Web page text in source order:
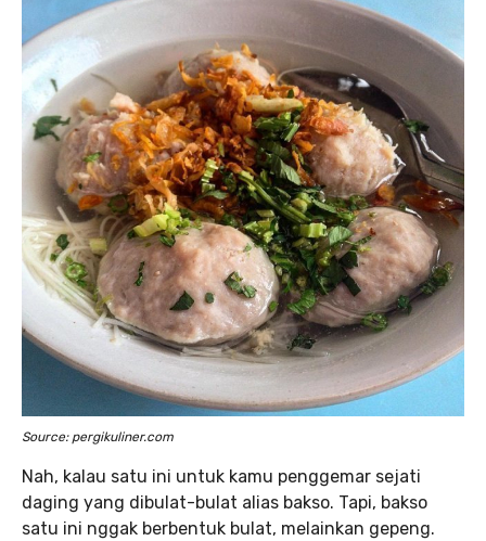
Source: pergikuliner.com
Nah, kalau satu ini untuk kamu penggemar sejati
daging yang dibulat-bulat alias bakso. Tapi, bakso
satu ini nggak berbentuk bulat, melainkan gepeng.